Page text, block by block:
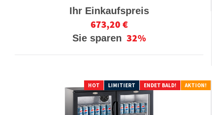
Ihr Einkaufspreis
673,20 €
Sie sparen 32%
HOT LIMITIERT ENDET BALD! AKTION!